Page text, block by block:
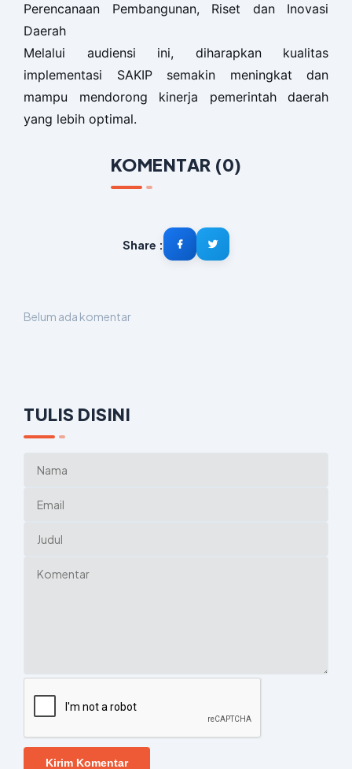
Perencanaan Pembangunan, Riset dan Inovasi
Daerah
Melalui audiensi ini, diharapkan kualitas
implementasi SAKIP semakin meningkat dan
mampu mendorong kinerja pemerintah daerah
yang lebih optimal.
KOMENTAR (0)
Share :
Belum ada komentar
TULIS DISINI
Kirim Komentar